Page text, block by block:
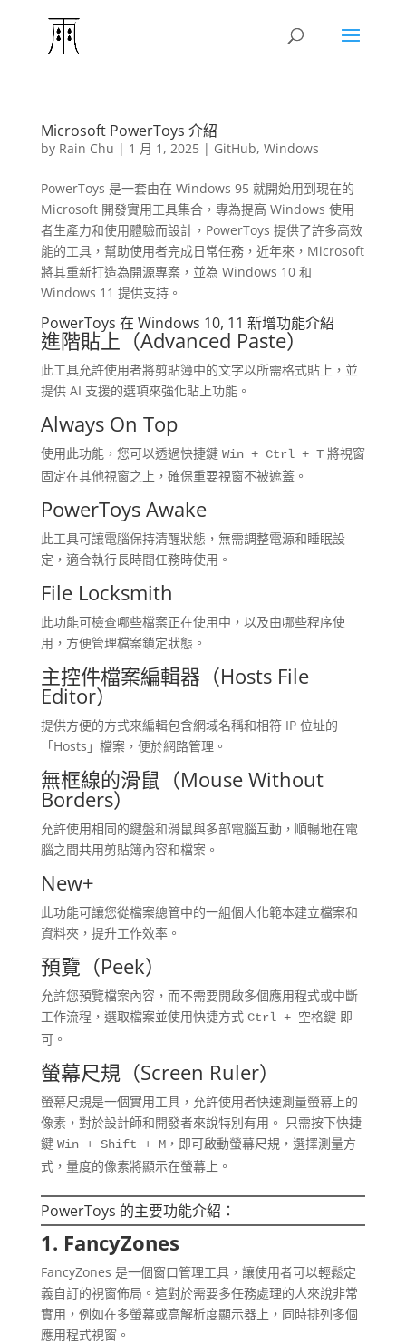
Microsoft PowerToys 介紹
by Rain Chu | 1 月 1, 2025| GitHub, Windows
PowerToys 是一套由在 Windows 95 就開始用到現在的
Microsoft 開發實用工具集合，專為提高 Windows 使用
者生產力和使用體驗而設計，PowerToys 提供了許多高效
能的工具，幫助使用者完成日常任務，近年來，Microsoft
將其重新打造為開源專案，並為 Windows 10 和
Windows 11 提供支持。
PowerToys 在 Windows 10, 11 新增功能介紹
進階貼上（Advanced Paste）
此工具允許使用者將剪貼簿中的文字以所需格式貼上，並
提供 AI 支援的選項來強化貼上功能。
Always On Top
使用此功能，您可以透過快捷鍵 Win + Ctrl + T將視窗
固定在其他視窗之上，確保重要視窗不被遮蓋。
PowerToys Awake
此工具可讓電腦保持清醒狀態，無需調整電源和睡眠設
定，適合執行長時間任務時使用。
File Locksmith
此功能可檢查哪些檔案正在使用中，以及由哪些程序使
用，方便管理檔案鎖定狀態。
主控件檔案編輯器（Hosts File
Editor）
提供方便的方式來編輯包含網域名稱和相符 IP 位址的
「Hosts」檔案，便於網路管理。
無框線的滑鼠（Mouse Without
Borders）
允許使用相同的鍵盤和滑鼠與多部電腦互動，順暢地在電
腦之間共用剪貼簿內容和檔案。
New+
此功能可讓您從檔案總管中的一組個人化範本建立檔案和
資料夾，提升工作效率。
預覽（Peek）
允許您預覽檔案內容，而不需要開啟多個應用程式或中斷
工作流程，選取檔案並使用快捷方式 Ctrl + 空格鍵即
可。
螢幕尺規（Screen Ruler）
螢幕尺規是一個實用工具，允許使用者快速測量螢幕上的
像素，對於設計師和開發者來說特別有用。 只需按下快捷
鍵 Win + Shift + M，即可啟動螢幕尺規，選擇測量方
式，量度的像素將顯示在螢幕上。
PowerToys 的主要功能介紹：
1. FancyZones
FancyZones 是一個窗口管理工具，讓使用者可以輕鬆定
義自訂的視窗佈局。這對於需要多任務處理的人來說非常
實用，例如在多螢幕或高解析度顯示器上，同時排列多個
應用程式視窗。